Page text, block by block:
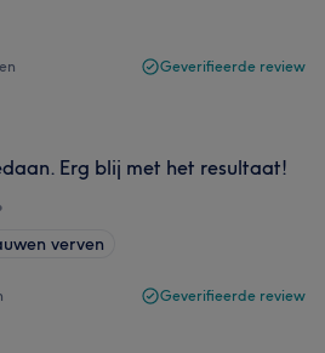
Geverifieerde review
Erg blij met het resultaat!
verven
Geverifieerde review